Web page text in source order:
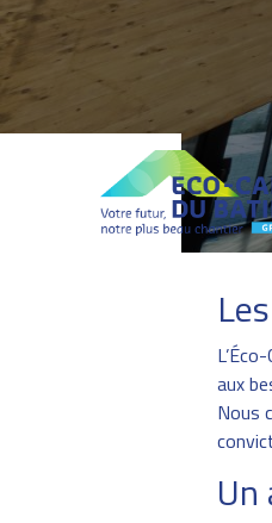
aux
Nous